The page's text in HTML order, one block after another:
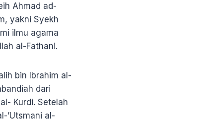
Ahmad ad-
yakni Syekh
ilmu agama
al-Fathani.
bin Ibrahim al-
dari
Kurdi. Setelah
’Utsmani al-